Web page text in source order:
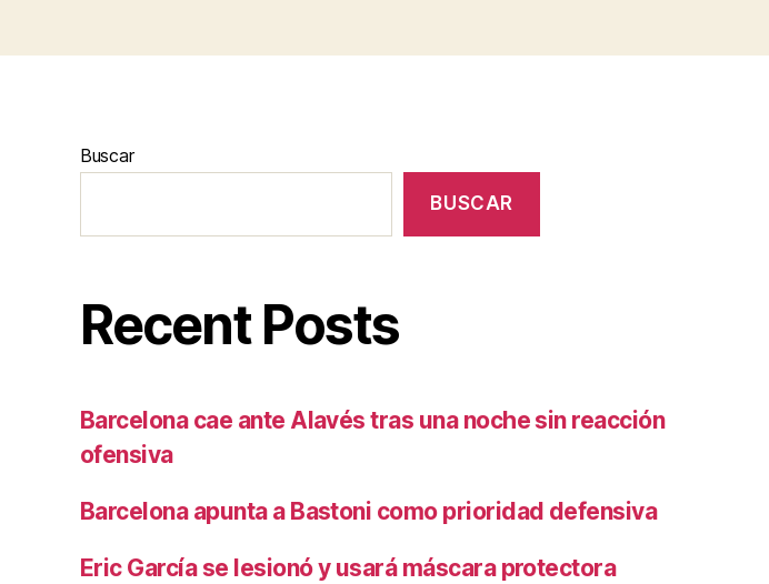
Buscar
BUSCAR
Recent Posts
Barcelona cae ante Alavés tras una noche sin reacción
ofensiva
Barcelona apunta a Bastoni como prioridad defensiva
Eric García se lesionó y usará máscara protectora